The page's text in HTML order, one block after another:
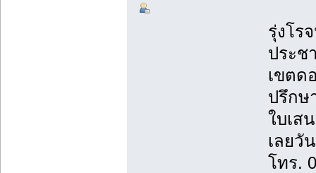
รุ่งโร
ประช
เขตด
ปรึกษ
ใบเส
เลยวั
โทร.